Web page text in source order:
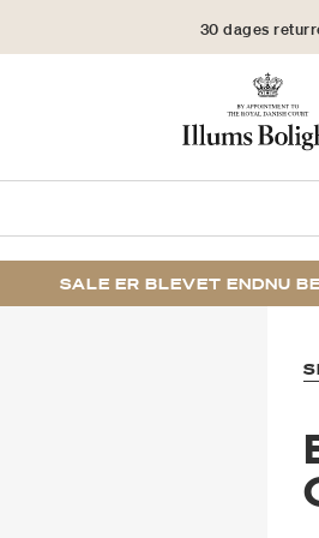
30 dages
SALE ER BLEVET ENDNU